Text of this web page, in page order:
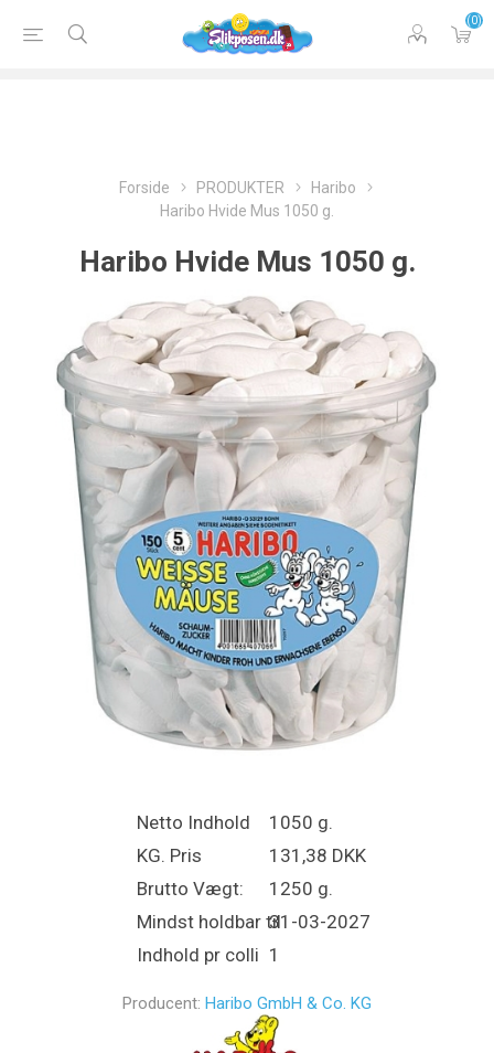
(0)
Forside PRODUKTER
Haribo
Haribo Hvide Mus 1050 g.
Haribo Hvide Mus 1050 g.
Netto Indhold
1050 g.
KG. Pris
131,38 DKK
Brutto Vægt:
1250 g.
Mindst holdbar til31-03-2027
Indhold pr colli 1
Producent: Haribo GmbH & Co. KG